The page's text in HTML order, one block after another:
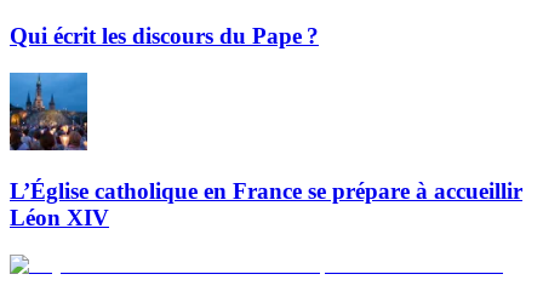
Qui écrit les discours du Pape ?
L’Église catholique en France se prépare à accueillir
Léon XIV